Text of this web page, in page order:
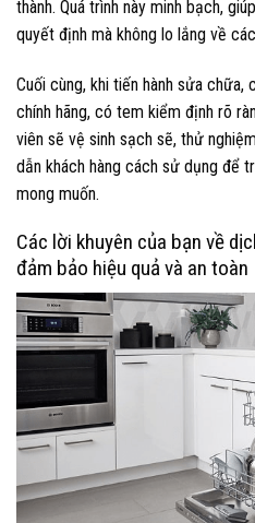
thành. Quá trình này minh bạch,
quyết định mà không lo lắng về
Cuối cùng, khi tiến hành sửa chữa,
chính hãng, có tem kiểm định rõ
viên sẽ vệ sinh sạch sẽ, thử
dẫn khách hàng cách sử dụng để
mong muốn.
Các lời khuyên của bạn về
đảm bảo hiệu quả và an toàn